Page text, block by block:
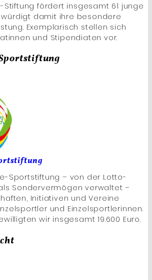
Stiftung fördert insgesamt 61 junge
damit ihre besondere
Exemplarisch stellen sich
und Stipendiaten vor.
Sportstiftung – von der Lotto-
Sondervermögen verwaltet –
Initiativen und Vereine
und Einzelsportlerinnen.
wir insgesamt 19.600 Euro.